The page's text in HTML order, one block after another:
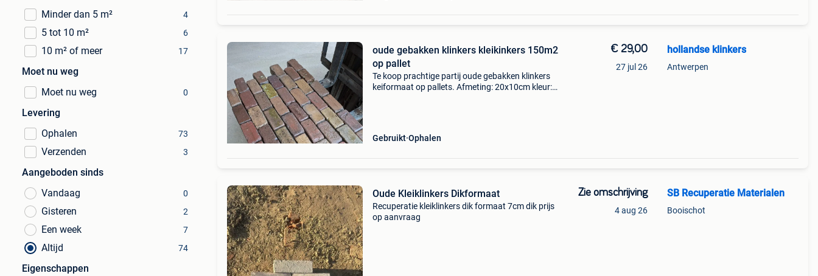
Minder dan 5 m²
4
5 tot 10 m² 6
10 m² of meer 17
Moet nu weg
Moet nu weg
0
Levering
Ophalen
73
Verzenden 3
Aangeboden sinds
Vandaag
0
Gisteren 2
Een week 7
Altijd 74
Eigenschappen
oude gebakken klinkers kleikinkers 150m2
op pallet
Te koop prachtige partij oude gebakken klinkers
keiformaat op pallets. Afmeting: 20x10cm kleur:
Gebruikt Ophalen
€ 29,00
27 jul 26
hollandse klinkers
Antwerpen
Oude Kleiklinkers Dikformaat
Recuperatie kleiklinkers dik formaat 7cm dik prijs
op aanvraag
Zie omschrijving
4 aug 26
SB Recuperatie Materialen
Booischot